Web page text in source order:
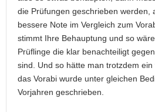
die Prüfungen geschrieben werden,
bessere Note im Vergleich zum
stimmt Ihre Behauptung und so
Prüflinge die klar benachteiligt
sind. Und so hätte man trotzdem
das Vorabi wurde unter gleichen
Vorjahren geschrieben.